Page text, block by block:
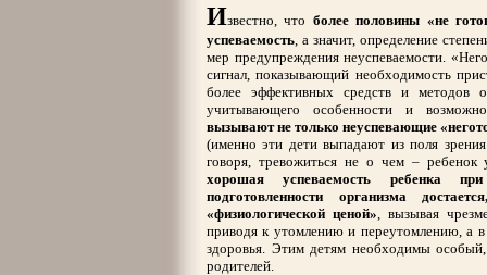
Известно, что более половины «не
успеваемость , а значит, определение
мер предупреждения неуспеваемости.
сигнал, показывающий необходимость
более эффективных средств и методов
учитывающего особенности и
вызывают не только неуспевающие
(именно эти дети выпадают из поля
говоря, тревожиться не о чем –
хорошая успеваемость ребенка при
подготовленности организма
«физиологической ценой» , вызывая
приводя к утомлению и переутомлению, а
здоровья. Этим детям необходимы
родителей.